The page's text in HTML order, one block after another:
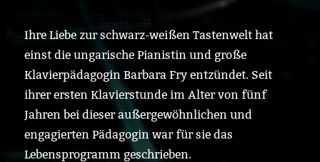
Ihre Liebe zur schwarz-weißen Tastenwelt hat
einst die ungarische Pianistin und große
Klavierpädagogin Barbara Fry entzündet. Seit
ihrer ersten Klavierstunde im Alter von fünf
Jahren bei dieser außergewöhnlichen und
engagierten Pädagogin war für sie das
Lebensprogramm geschrieben.